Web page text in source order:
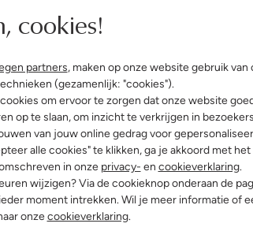
cookies!
partners, maken op onze website gebruik van
(gezamenlijk: "cookies").
om ervoor te zorgen dat onze website
op te slaan, om inzicht te verkrijgen in
van jouw online gedrag voor
alle cookies" te klikken, ga je akkoord met het
in onze privacy- en cookieverklaring.
wijzigen? Via de cookieknop onderaan de
moment intrekken. Wil je meer informatie of
onzecookieverklaring.
Suède
Hout
Stap stijlvol de
sandalen met
en de bruine zool
een luchtige linnen
look. Geniet van
sandalen zijn een